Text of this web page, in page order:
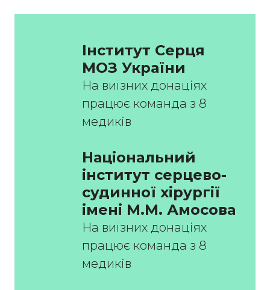
Інститут Серця
МОЗ України
На виїзних донаціях
працює команда з 8
медиків
Національний
інститут серцево-
судинної хірургії
імeні М.М. Амосова
На виїзних донаціях
працює команда з 8
медиків